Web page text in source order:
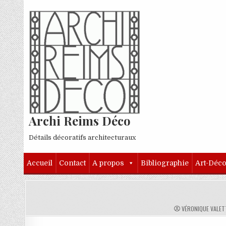
Skip to content
Archi Reims Déco
Détails décoratifs architecturaux
Accueil Contact A propos Bibliographie Art-Déco
AUTHOR:
VÉRONIQUE